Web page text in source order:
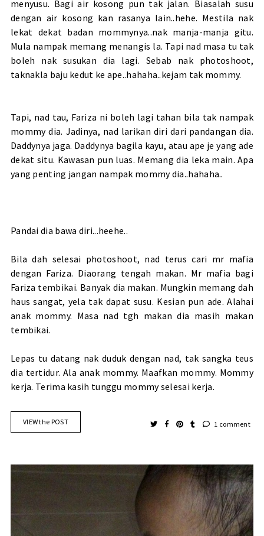
menyusu. Bagi air kosong pun tak jalan. Biasalah susu
dengan air kosong kan rasanya lain..hehe. Mestila nak
lekat dekat badan mommynya..nak manja-manja gitu.
Mula nampak memang menangis la. Tapi nad masa tu tak
boleh nak susukan dia lagi. Sebab nak photoshoot,
taknakla baju kedut ke ape..hahaha..kejam tak mommy.
Tapi, nad tau, Fariza ni boleh lagi tahan bila tak nampak
mommy dia. Jadinya, nad larikan diri dari pandangan dia.
Daddynya jaga. Daddynya bagila kayu, atau ape je yang ade
dekat situ. Kawasan pun luas. Memang dia leka main. Apa
yang penting jangan nampak mommy dia..hahaha..
Pandai dia bawa diri...heehe..
Bila dah selesai photoshoot, nad terus cari mr mafia
dengan Fariza. Diaorang tengah makan. Mr mafia bagi
Fariza tembikai. Banyak dia makan. Mungkin memang dah
haus sangat, yela tak dapat susu. Kesian pun ade. Alahai
anak mommy. Masa nad tgh makan dia masih makan
tembikai.
Lepas tu datang nak duduk dengan nad, tak sangka teus
dia tertidur. Ala anak mommy. Maafkan mommy. Mommy
kerja. Terima kasih tunggu mommy selesai kerja.
VIEW the POST 1 comment